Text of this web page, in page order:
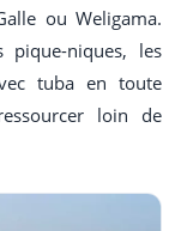
ou Weligama.
niques, les
tuba en toute
loin de